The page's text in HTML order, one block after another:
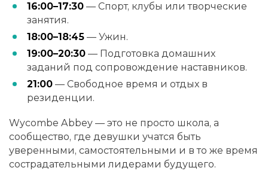
16:00–17:30 — Спорт, клубы или творческие
занятия.
18:00–18:45 — Ужин.
19:00–20:30 — Подготовка домашних
заданий под сопровождение наставников.
21:00 — Свободное время и отдых в
резиденции.
Wycombe Abbey — это не просто школа, а
сообщество, где девушки учатся быть
уверенными, самостоятельными и в то же время
сострадательными лидерами будущего.